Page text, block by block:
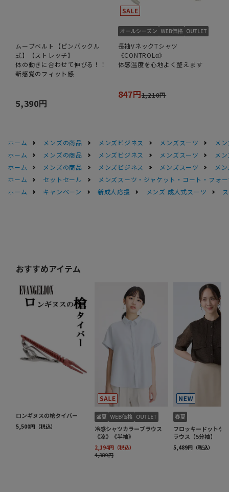
ムーブベルト【ピンバックル
式】【ストレッチ】
体の動きに合わせて伸びる！！
新感覚のフィット感
5,390円
長袖VネックTシャツ
《CONTROLα》
体感温度を心地よく整えます
847円1,210円
ホーム メンズの商品 メンズビジネス メンズスーツ
メ
ホーム
メンズの商品 メンズビジネス メンズスーツ
メ
ホーム
メンズの商品 メンズビジネス メンズスーツ
メ
ホーム
セットセール
メンズスーツ・ジャケット・コート・フォ
ホーム
キャンペーン 新成人応援 メンズ 成人式スーツ